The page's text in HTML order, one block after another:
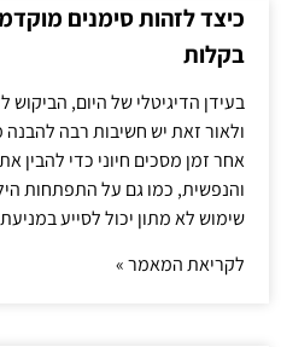
כיצד לזהות סימנים
בקלות
בעידן הדיגיטלי של היום,
ולאור זאת יש חשיבות רבה
אחר זמן מסכים חיוני כדי להבין
והנפשית, כמו גם על התפתחות
שימוש לא מתון יכול לסייע
לקריאת המאמר »